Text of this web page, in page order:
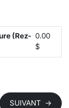
(Rez- 0.00
$
SUIVANT →